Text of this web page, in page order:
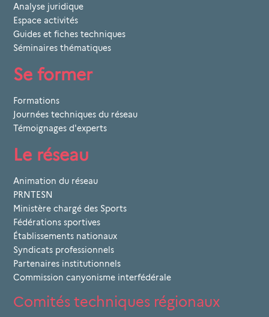
Analyse juridique
Espace activités
Guides et fiches techniques
Séminaires thématiques
Se former
Formations
Journées techniques du réseau
Témoignages d'experts
Le réseau
Animation du réseau
PRNTESN
Ministère chargé des Sports
Fédérations sportives
Établissements nationaux
Syndicats professionnels
Partenaires institutionnels
Commission canyonisme interfédérale
Comités techniques régionaux